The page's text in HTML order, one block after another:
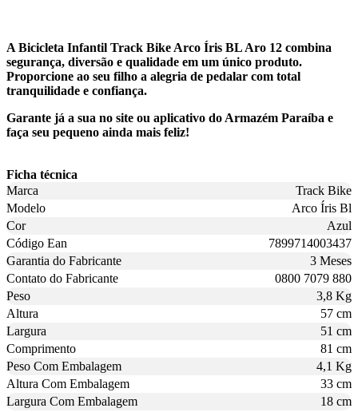
A Bicicleta Infantil Track Bike Arco Íris BL Aro 12 combina
segurança, diversão e qualidade em um único produto.
Proporcione ao seu filho a alegria de pedalar com total
tranquilidade e confiança.
Garante já a sua no site ou aplicativo do Armazém Paraíba e
faça seu pequeno ainda mais feliz!
Ficha técnica
Marca
Track Bike
Modelo
Arco Íris Bl
Cor
Azul
Código Ean
7899714003437
Garantia do Fabricante
3 Meses
Contato do Fabricante
0800 7079 880
Peso
3,8 Kg
Altura
57 cm
Largura
51 cm
Comprimento
81 cm
Peso Com Embalagem
4,1 Kg
Altura Com Embalagem
33 cm
Largura Com Embalagem
18 cm